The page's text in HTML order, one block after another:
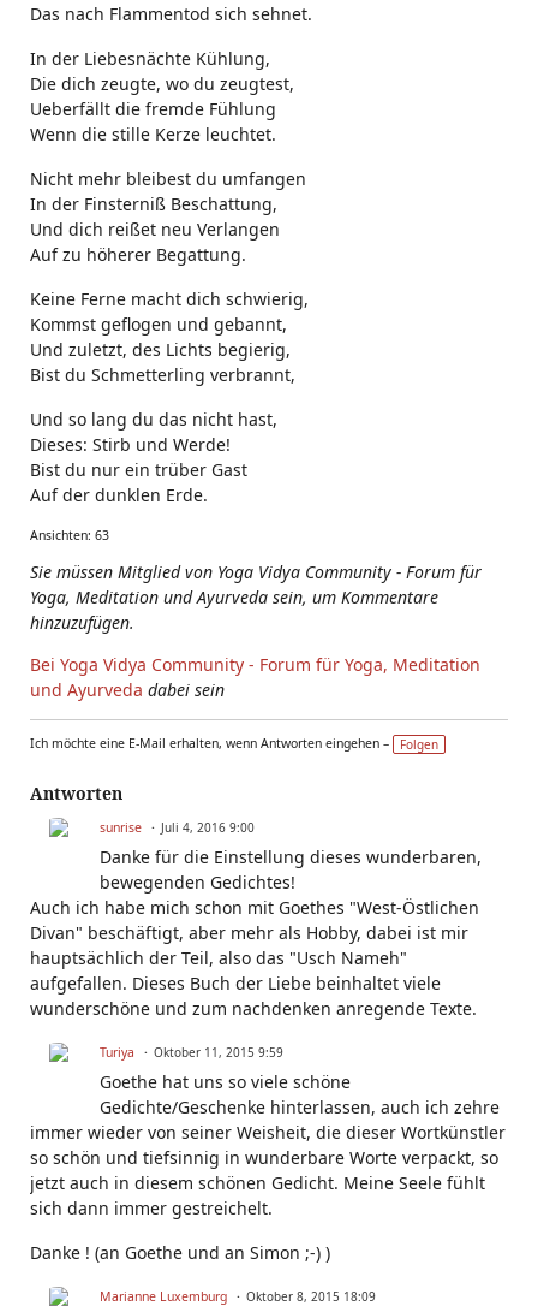
Das nach Flammentod sich sehnet.
In der Liebesnächte Kühlung,
Die dich zeugte, wo du zeugtest,
Ueberfällt die fremde Fühlung
Wenn die stille Kerze leuchtet.
Nicht mehr bleibest du umfangen
In der Finsterniß Beschattung,
Und dich reißet neu Verlangen
Auf zu höherer Begattung.
Keine Ferne macht dich schwierig,
Kommst geflogen und gebannt,
Und zuletzt, des Lichts begierig,
Bist du Schmetterling verbrannt,
Und so lang du das nicht hast,
Dieses: Stirb und Werde!
Bist du nur ein trüber Gast
Auf der dunklen Erde.
Ansichten: 63
Sie müssen Mitglied von Yoga Vidya Community - Forum für
Yoga, Meditation und Ayurveda sein, um Kommentare
hinzuzufügen.
Bei Yoga Vidya Community - Forum für Yoga, Meditation
und Ayurveda dabei sein
Ich möchte eine E-Mail erhalten, wenn Antworten eingehen – Folgen
Antworten
sunrise Juli 4, 2016 9:00
Danke für die Einstellung dieses wunderbaren,
bewegenden Gedichtes!
Auch ich habe mich schon mit Goethes "West-Östlichen
Divan" beschäftigt, aber mehr als Hobby, dabei ist mir
hauptsächlich der Teil, also das "Usch Nameh"
aufgefallen. Dieses Buch der Liebe beinhaltet viele
wunderschöne und zum nachdenken anregende Texte.
Turiya Oktober 11, 2015 9:59
Goethe hat uns so viele schöne
Gedichte/Geschenke hinterlassen, auch ich zehre
immer wieder von seiner Weisheit, die dieser Wortkünstler
so schön und tiefsinnig in wunderbare Worte verpackt, so
jetzt auch in diesem schönen Gedicht. Meine Seele fühlt
sich dann immer gestreichelt.
Danke ! (an Goethe und an Simon ;-) )
Marianne Luxemburg Oktober 8, 2015 18:09